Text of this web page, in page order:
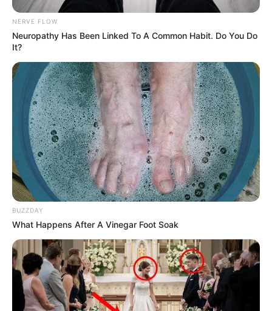
NERVE FLOW
Neuropathy Has Been Linked To A Common Habit. Do You Do
It?
BUZZDAY
What Happens After A Vinegar Foot Soak